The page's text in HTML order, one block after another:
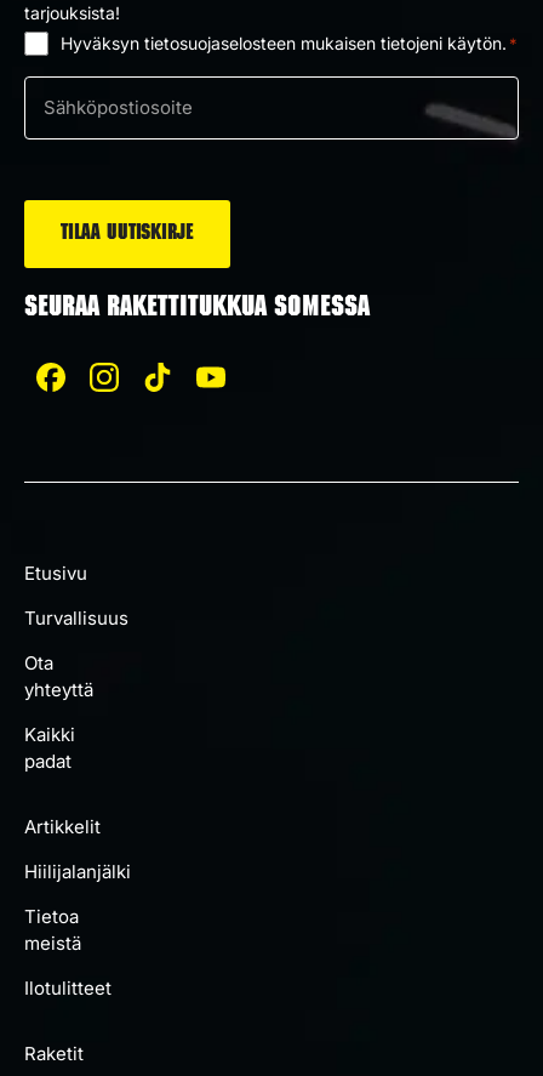
tarjouksista!
Hyväksyn tietosuojaselosteen mukaisen tietojeni käytön. *
Sähköposti
*
SEURAA RAKETTITUKKUA SOMESSA
Etusivu
Turvallisuus
Ota
yhteyttä
Kaikki
padat
Artikkelit
Hiilijalanjälki
Tietoa
meistä
Ilotulitteet
Raketit